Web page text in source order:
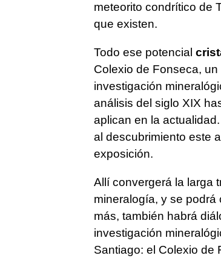
meteorito condrítico de
que existen.
Todo ese potencial
Colexio de Fonseca,
investigación
análisis del siglo XIX
aplican en la
al descubrimiento este
exposición.
Allí convergerá la larga
mineralogía, y se
más, también habrá
investigación
Santiago: el Colexio de